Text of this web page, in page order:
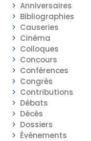
Anniversaires
Bibliographies
Causeries
Cinéma
Colloques
Concours
Conférences
Congrès
Contributions
Débats
Décès
Dossiers
Événements